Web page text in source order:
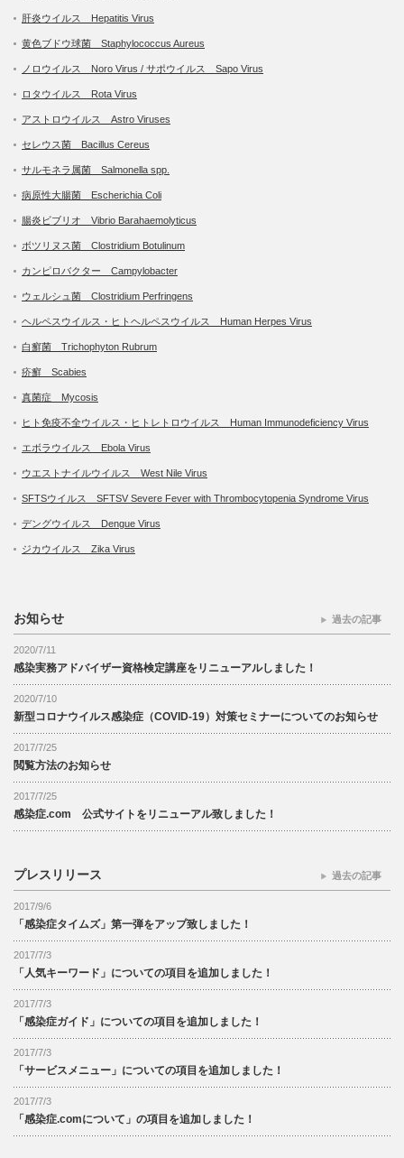
肝炎ウイルス Hepatitis Virus
黄色ブドウ球菌 Staphylococcus Aureus
ノロウイルス Noro Virus / サポウイルス Sapo Virus
ロタウイルス Rota Virus
アストロウイルス Astro Viruses
セレウス菌 Bacillus Cereus
サルモネラ属菌 Salmonella spp.
病原性大腸菌 Escherichia Coli
腸炎ビブリオ Vibrio Barahaemolyticus
ボツリヌス菌 Clostridium Botulinum
カンピロバクター Campylobacter
ウェルシュ菌 Clostridium Perfringens
ヘルペスウイルス・ヒトヘルペスウイルス Human Herpes Virus
白癬菌 Trichophyton Rubrum
疥癬 Scabies
真菌症 Mycosis
ヒト免疫不全ウイルス・ヒトレトロウイルス Human Immunodeficiency Virus
エボラウイルス Ebola Virus
ウエストナイルウイルス West Nile Virus
SFTSウイルス SFTSV Severe Fever with Thrombocytopenia Syndrome Virus
デングウイルス Dengue Virus
ジカウイルス Zika Virus
お知らせ
2020/7/11
感染実務アドバイザー資格検定講座をリニューアルしました！
2020/7/10
新型コロナウイルス感染症（COVID-19）対策セミナーについてのお知らせ
2017/7/25
閲覧方法のお知らせ
2017/7/25
感染症.com 公式サイトをリニューアル致しました！
過去の記事
プレスリリース
2017/9/6
「感染症タイムズ」第一弾をアップ致しました！
2017/7/3
「人気キーワード」についての項目を追加しました！
2017/7/3
「感染症ガイド」についての項目を追加しました！
2017/7/3
「サービスメニュー」についての項目を追加しました！
2017/7/3
「感染症.comについて」の項目を追加しました！
過去の記事